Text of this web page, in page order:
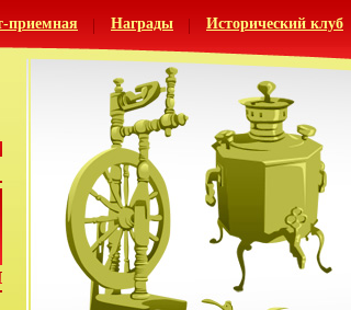
приемная Награды Исторический клуб